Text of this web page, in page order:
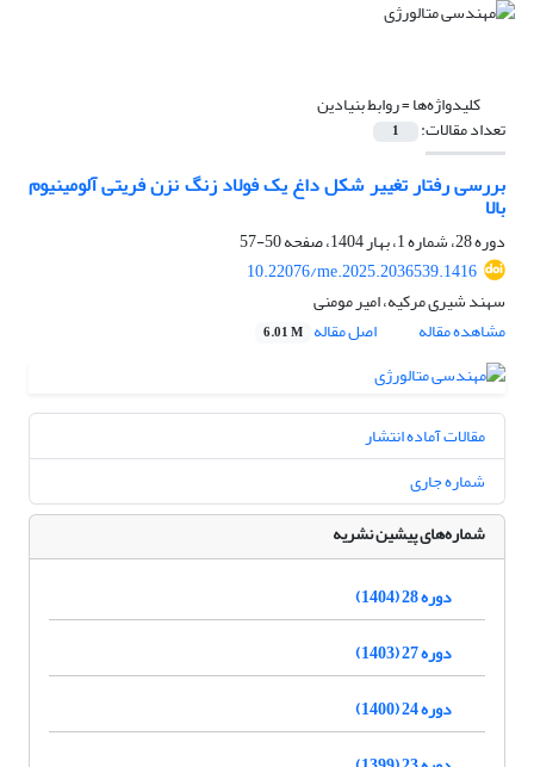
کلیدواژه‌ها =روابط بنیادین
تعداد مقالات: 1
بررسی رفتار تغییر شکل داغ یک فولاد زنگ نزن فریتی آلومینیوم
بالا
دوره 28، شماره 1، بهار 1404، صفحه
50-57
10.22076/me.2025.2036539.1416
سهند شیری مرکیه، امیر مومنی
مشاهده مقاله
اصل مقاله 6.01 M
مقالات آماده انتشار
شماره جاری
شماره‌های پیشین نشریه
دوره 28 (1404)
دوره 27 (1403)
دوره 24 (1400)